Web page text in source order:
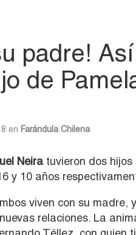
padre!
de
en Farándula Chilena
Neira tuvieron dos
y 10 años
viven con su
relaciones. La